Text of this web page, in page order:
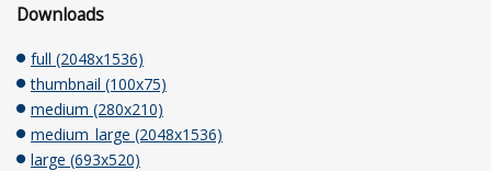
Downloads
full (2048x1536)
thumbnail (100x75)
medium (280x210)
medium_large (2048x1536)
large (693x520)